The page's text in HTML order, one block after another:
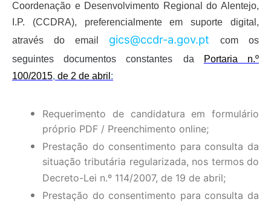
Coordenação e Desenvolvimento Regional do Alentejo,
I.P. (CCDRA), preferencialmente em suporte digital,
através do email gics@ccdr-a.gov.pt
com os
seguintes documentosconstantes da
Portaria n.º
100/2015, de 2 de abril :
Requerimento de candidatura em formulário
próprio PDF / Preenchimento online;
Prestação do consentimento para consulta da
situação tributária regularizada, nos termos do
Decreto-Lei n.º 114/2007, de 19 de abril;
Prestação do consentimento para consulta da